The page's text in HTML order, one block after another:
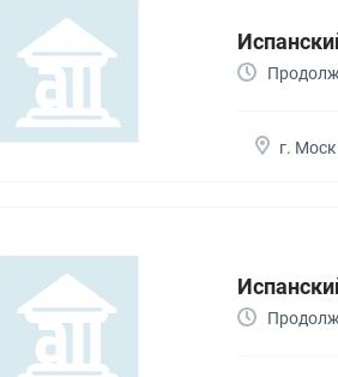
г.